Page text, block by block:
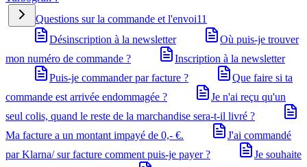
Questions sur la commande et l'envoi11
Désinscription à la newsletter
Où puis-je trouver
mon numéro de commande ?
Inscription à la newsletter
Puis-je commander par facture ?
Que faire si ta
commande est arrivée endommagée ?
Je n'ai reçu qu'un
seul colis, quand le reste de la marchandise sera-t-il livré ?
Ma facture a un montant impayé de 0,- €.
J'ai commandé
par Klarna/ sur facture comment puis-je payer ?
Je souhaite